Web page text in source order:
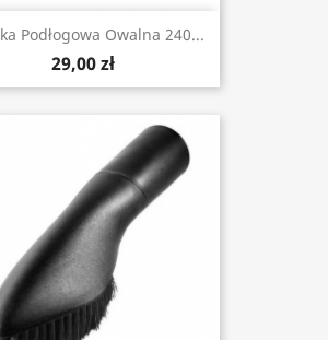
Podłogowa Owalna 240...
29,00 zł